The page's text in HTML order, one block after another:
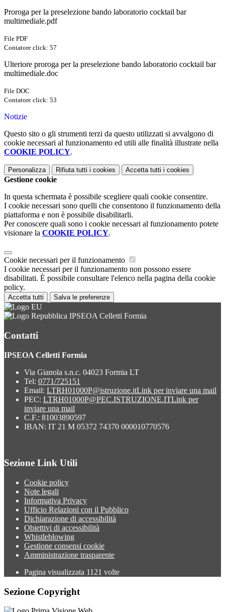
Proroga per la preselezione bando laboratorio cocktail bar
multimediale.pdf
File PDF
Contatore click: 57
Ulteriore proroga per la preselezione bando laboratorio cocktail bar
multimediale.doc
File DOC
Contatore click: 53
Notizie
Questo sito o gli strumenti terzi da questo utilizzati si avvalgono di
cookie necessari al funzionamento ed utili alle finalità illustrate nella
COOKIE POLICY.
Personalizza Rifiuta tutti i cookies Accetta tutti i cookies
Gestione cookie
In questa schermata è possibile scegliere quali cookie consentire.
I cookie necessari sono quelli che consentono il funzionamento della
piattaforma e non è possibile disabilitarli.
Per conoscere quali sono i cookie necessari al funzionamento potete
visionare la COOKIE POLICY.
Cookie necessari per il funzionamento
I cookie necessari per il funzionamento non possono essere
disabilitati. È possibile consultare l'elenco nella pagina della cookie
policy.
Accetta tutti Salva le preferenze
IPSEOA Celletti Formia
Contatti
IPSEOA Celletti Formia
Via Gianola s.n.c. 04023 Formia LT
Tel: 0771/725151
Email: LTRH01000P@istruzione.itLink per inviare una mail
PEC: LTRH01000P@PEC.ISTRUZIONE.ITLink per
inviare una mail
C.F.: 81003890597
IBAN: IT 21 M 05372 74370 000010770576
Sezione Link Utili
Cookie policy
Note legali
Informativa Privacy
Ufficio Relazioni con il Pubblico
Dichiarazione di accessibilità
Obiettivi di accessibilità
Whistleblowing
Gestione consensi cookie
Amministrazione trasparente
Pagina visualizzata 1121 volte
Sezione Copyright